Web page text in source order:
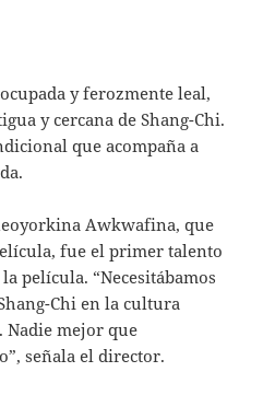
y ferozmente leal,
y cercana de Shang-Chi.
que acompaña a
Awkwafina, que
fue el primer talento
película. “Necesitábamos
Chi en la cultura
Nadie mejor que
señala el director.